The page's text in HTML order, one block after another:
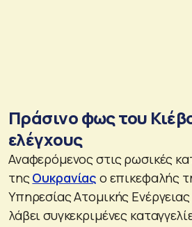
Πράσινο φως του
ελέγχους
Αναφερόμενος στις ρωσικές
τηςΟυκρανίας ο επικεφαλής
Υπηρεσίας Ατομικής
λάβει συγκεκριμένες